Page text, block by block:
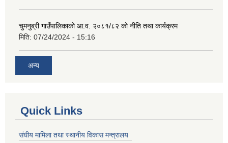
चुमनुब्री गाउँपालिकाको आ.व. २०८१/८२ को नीति तथा कार्यक्रम
मिति: 07/24/2024 - 15:16
अन्य
Quick Links
संघीय मामिला तथा स्थानीय विकास मन्त्रालय